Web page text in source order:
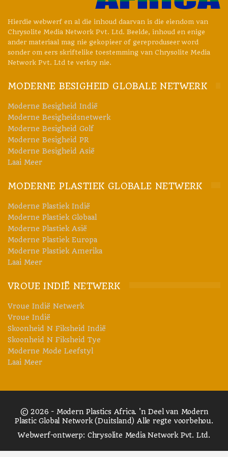
meerlaagbakke, wat bak-tot-bakherwinning moontlik maak
deur 'n ontwerp-vir-herwinning-benadering en 'n volledig
sirkulêre oplossing
vir hoëprestasie-voedselverpakking lewer.
www.indoramaventures.com
#IndoramaVentures#Modernplasticsindia#Plasticsnuus
#GedruktePublikasie
#GedrukteTydskrif
Hierdie webwerf en al die inhoud daarvan is die eiendom van
Chrysolite Media Network Pvt. Ltd. Beelde, inhoud en enige
ander materiaal mag nie gekopieer of gereproduseer word
sonder om eers skriftelike toestemming van Chrysolite Media
Network Pvt. Ltd te verkry nie.
MODERNE BESIGHEID GLOBALE NETWERK
Moderne Besigheid Indië
Moderne Besigheidsnetwerk
Moderne Besigheid Golf
Moderne Besigheid PR
Moderne Besigheid Asië
Laai Meer
MODERNE PLASTIEK GLOBALE NETWERK
Moderne Plastiek Indië
Moderne Plastiek Globaal
Moderne Plastiek Asië
Moderne Plastiek Europa
Moderne Plastiek Amerika
Laai Meer
VROUE INDIË NETWERK
Vroue Indië Netwerk
Vroue Indië
Skoonheid N Fiksheid Indië
Skoonheid N Fiksheid Tye
Moderne Mode Leefstyl
Laai Meer
© 2026 - Modern Plastics Africa. 'n Deel van Modern
Plastic Global Network (Duitsland) Alle regte voorbehou.
Webwerf-ontwerp: Chrysolite Media Network Pvt. Ltd.